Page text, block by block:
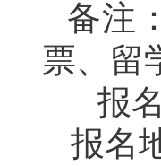
备注
票、留
报
报名